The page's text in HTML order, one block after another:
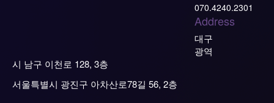
070.4240.2301
Address
대구
광역
시 남구 이천로 128, 3층
서울특별시 광진구 아차산로78길 56, 2층